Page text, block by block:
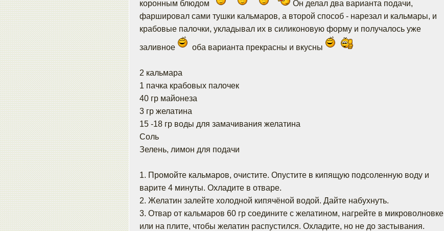
коронным блюдом
Он делал два варианта подачи,
фаршировал сами тушки кальмаров, а второй способ - нарезал и кальмары, и
крабовые палочки, укладывал их в силиконовую форму и получалось уже
заливное оба варианта прекрасны и вкусны
2 кальмара
1 пачка крабовых палочек
40 гр майонеза
3 гр желатина
15 -18 гр воды для замачивания желатина
Соль
Зелень, лимон для подачи
1. Промойте кальмаров, очистите. Опустите в кипящую подсоленную воду и
варите 4 минуты. Охладите в отваре.
2. Желатин залейте холодной кипячёной водой. Дайте набухнуть.
3. Отвар от кальмаров 60 гр соедините с желатином, нагрейте в микроволновке
или на плите, чтобы желатин распустился. Охладите, но не до застывания.